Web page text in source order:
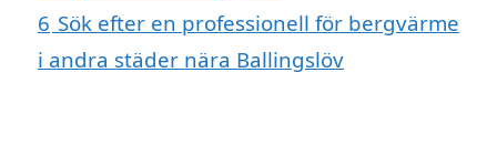
6 Sök efter en professionell för bergvärme
i andra städer nära Ballingslöv